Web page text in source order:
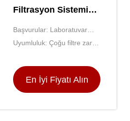
Filtrasyon Sistemi
Yüksek Performanslı
Balmumu Kaldırma
Başvurular: Laboratuvar
Filtrasyon, Sterilizasyon,
Uyumluluk: Çoğu filtre zarı
En İyi Fiyatı Alın